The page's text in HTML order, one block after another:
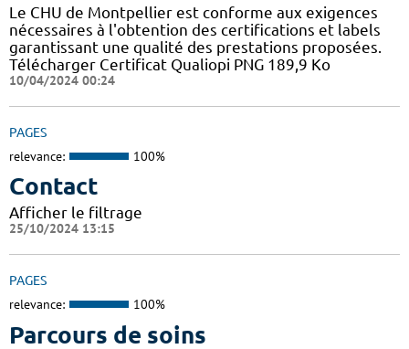
Le CHU de Montpellier est conforme aux exigences
nécessaires à l'obtention des certifications et labels
garantissant une qualité des prestations proposées.
Télécharger Certificat Qualiopi PNG 189,9 Ko
10/04/2024 00:24
PAGES
relevance: 100%
Contact
Afficher le filtrage
25/10/2024 13:15
PAGES
relevance: 100%
Parcours de soins